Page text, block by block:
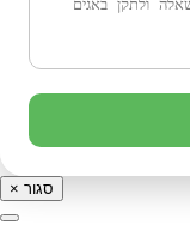
× סגור